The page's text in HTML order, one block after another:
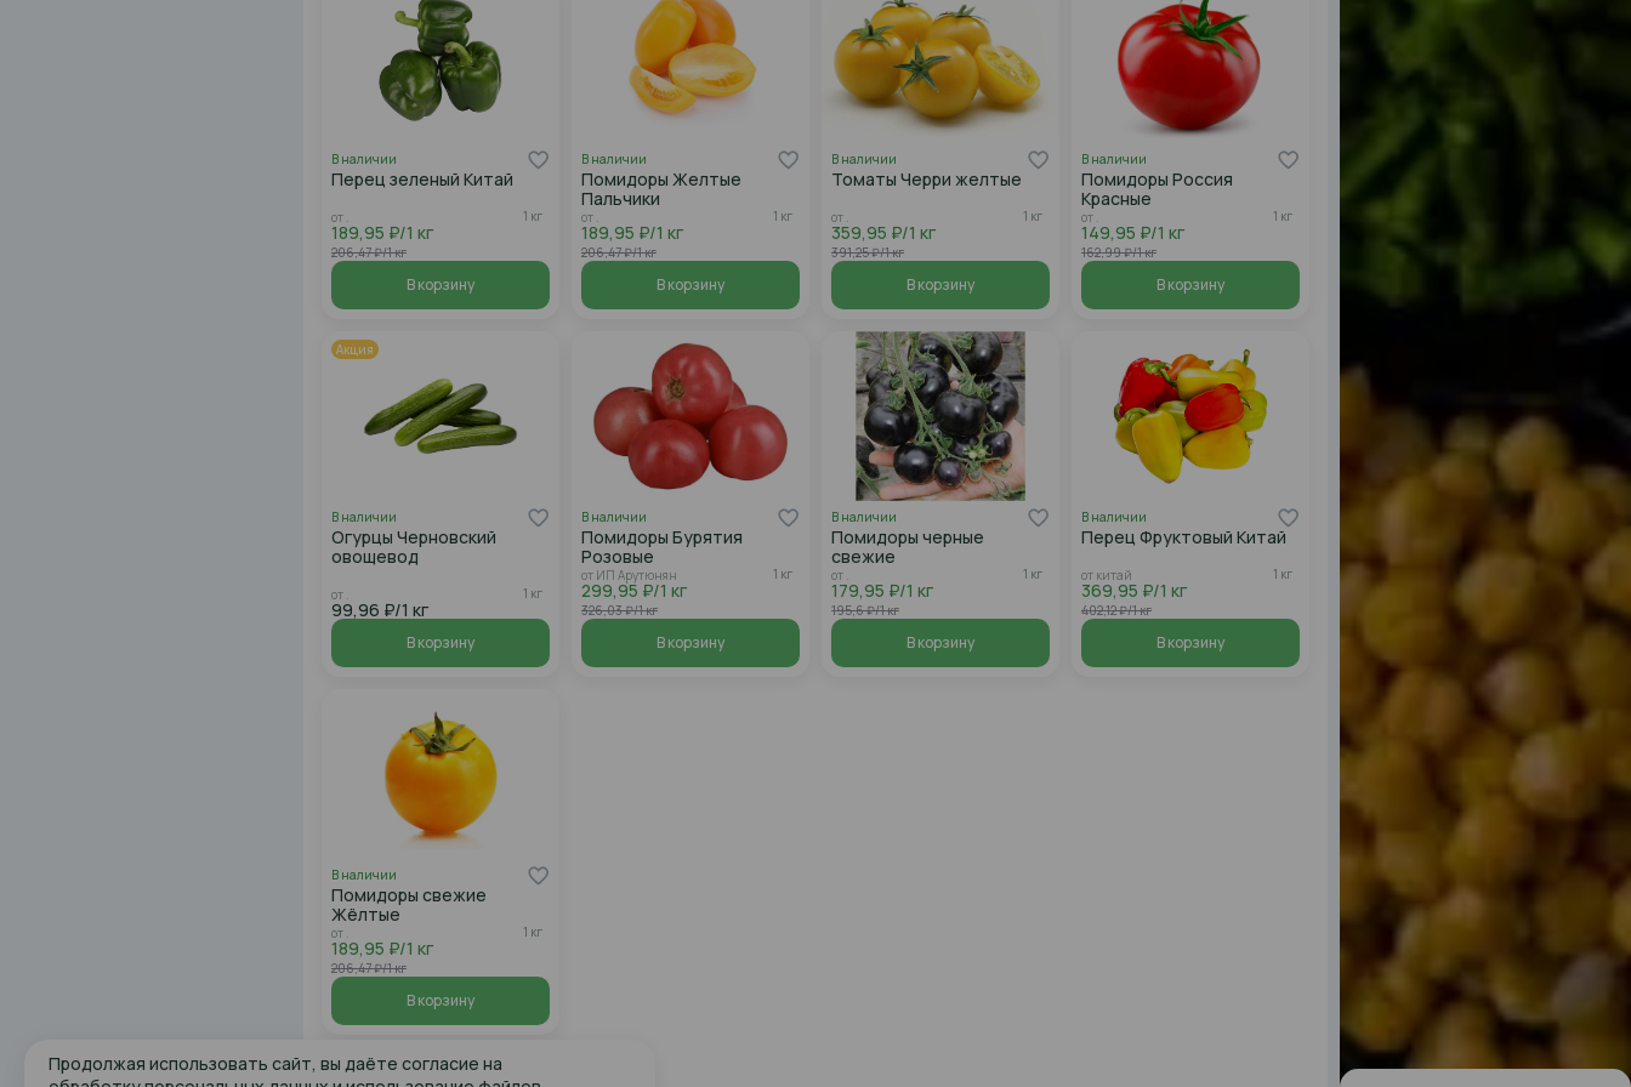
В наличии
Перец зеленый Китай
от . 1 кг
189,95 ₽/1 кг
206,47 ₽/1 кг
В корзину
В наличии
Помидоры Желтые
Пальчики
от . 1 кг
189,95 ₽/1 кг
206,47 ₽/1 кг
В корзину
В наличии
Томаты Черри желтые
от . 1 кг
359,95 ₽/1 кг
391,25 ₽/1 кг
В корзину
В наличии
Помидоры Россия
Красные
от . 1 кг
149,95 ₽/1 кг
162,99 ₽/1 кг
В корзину
Акция
В наличии
Огурцы Черновский
овощевод
от . 1 кг
99,96 ₽/1 кг
В корзину
В наличии
Помидоры Бурятия
Розовые
от ИП Арутюнян 1 кг
299,95 ₽/1 кг
326,03 ₽/1 кг
В корзину
В наличии
Помидоры черные
свежие
от . 1 кг
179,95 ₽/1 кг
195,6 ₽/1 кг
В корзину
В наличии
Перец Фруктовый Китай
от китай 1 кг
369,95 ₽/1 кг
402,12 ₽/1 кг
В корзину
В наличии
Помидоры свежие
Жёлтые
от . 1 кг
189,95 ₽/1 кг
206,47 ₽/1 кг
В корзину
Продолжая использовать сайт, вы даёте согласие на